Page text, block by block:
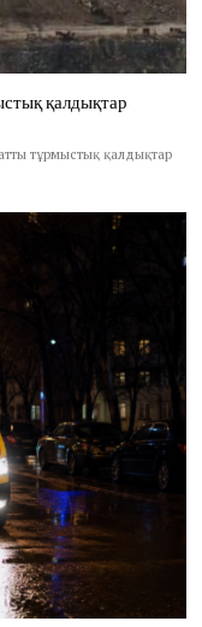
қалдықтар
тұрмыстық қалдықтар